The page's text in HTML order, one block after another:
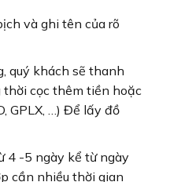
và ghi tên của rõ
quý khách sẽ thanh
cọc thêm tiền hoặc
GPLX, …) Để lấy đồ
4 -5 ngày kể từ ngày
cần nhiều thời gian